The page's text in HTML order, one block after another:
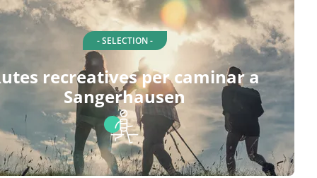
- SELECTION -
recreatives per caminar a
Sangerhausen